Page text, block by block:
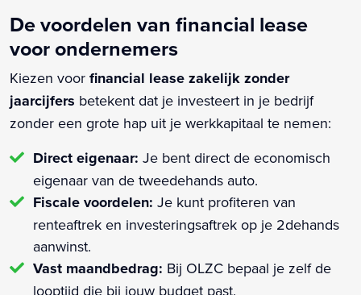
De voordelen van financial lease
voor ondernemers
Kiezen voor financial lease zakelijk zonder
jaarcijfers betekent dat je investeert in je bedrijf
zonder een grote hap uit je werkkapitaal te nemen:
Direct eigenaar: Je bent direct de economisch
eigenaar van de tweedehands auto.
Fiscale voordelen: Je kunt profiteren van
renteaftrek en investeringsaftrek op je 2dehands
aanwinst.
Vast maandbedrag: Bij OLZC bepaal je zelf de
looptijd die bij jouw budget past.